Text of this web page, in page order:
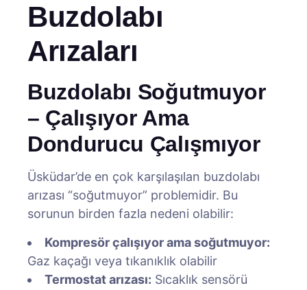
Buzdolabı
Arızaları
Buzdolabı Soğutmuyor
– Çalışıyor Ama
Dondurucu Çalışmıyor
Üsküdar’de en çok karşılaşılan buzdolabı
arızası “soğutmuyor” problemidir. Bu
sorunun birden fazla nedeni olabilir:
Kompresör çalışıyor ama soğutmuyor:
Gaz kaçağı veya tıkanıklık olabilir
Termostat arızası: Sıcaklık sensörü